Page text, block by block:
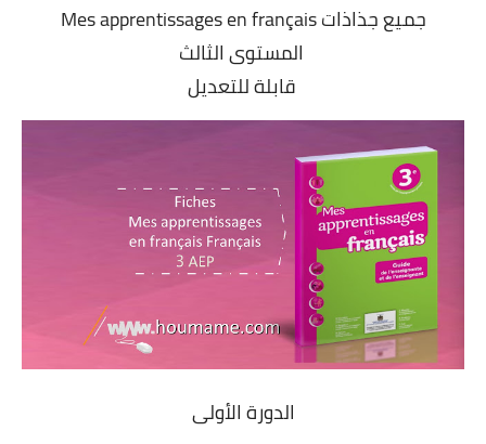
جميع جذاذات Mes apprentissages en français
المستوى الثالث
قابلة للتعديل
الدورة الأولى